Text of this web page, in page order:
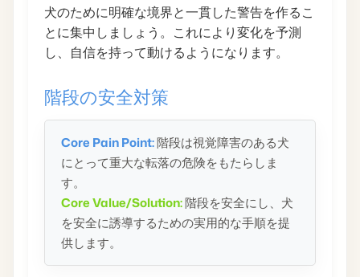
犬のために明確な境界と一貫した警告を作るこ
とに集中しましょう。これにより変化を予測
し、自信を持って動けるようになります。
階段の安全対策
Core Pain Point:階段は視覚障害のある犬
にとって重大な転落の危険をもたらしま
す。
Core Value/Solution:階段を安全にし、犬
を安全に誘導するための実用的な手順を提
供します。